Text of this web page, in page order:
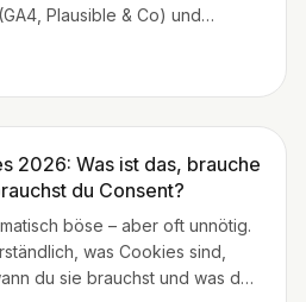
Plausible & Co) und
2026: Was ist das, brauche
du Consent?
böse – aber oft unnötig.
was Cookies sind,
du sie brauchst und was das